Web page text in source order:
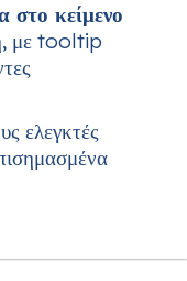
στο κείμενο
με tooltip
ελεγκτές